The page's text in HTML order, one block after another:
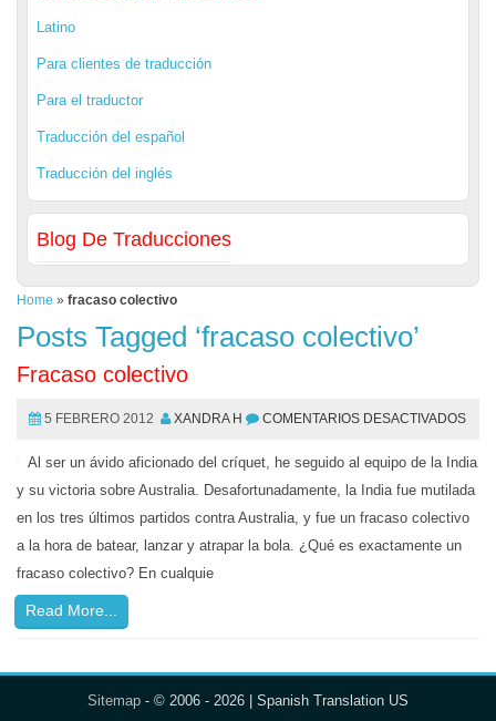
Latino
Para clientes de traducción
Para el traductor
Traducción del español
Traducción del inglés
Blog De Traducciones
Home » fracaso colectivo
Posts Tagged ‘fracaso colectivo’
Fracaso colectivo
5 FEBRERO 2012 XANDRA H COMENTARIOS DESACTIVADOS
Al ser un ávido aficionado del críquet, he seguido al equipo de la India
y su victoria sobre Australia. Desafortunadamente, la India fue mutilada
en los tres últimos partidos contra Australia, y fue un fracaso colectivo
a la hora de batear, lanzar y atrapar la bola. ¿Qué es exactamente un
fracaso colectivo? En cualquie
Read More...
Sitemap - © 2006 - 2026 | Spanish Translation US